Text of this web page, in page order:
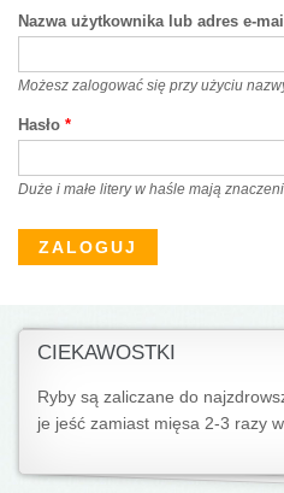
Nazwa użytkownika lub adres e-mail
Możesz zalogować się przy użyciu
Hasło *
Duże i małe litery w haśle mają
CIEKAWOSTKI
Ryby są zaliczane do
je jeść zamiast mięsa 2-3 razy